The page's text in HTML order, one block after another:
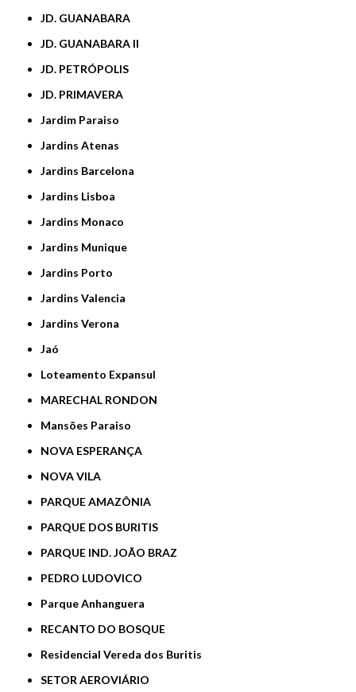
JD. GUANABARA
JD. GUANABARA II
JD. PETRÓPOLIS
JD. PRIMAVERA
Jardim Paraiso
Jardins Atenas
Jardins Barcelona
Jardins Lisboa
Jardins Monaco
Jardins Munique
Jardins Porto
Jardins Valencia
Jardins Verona
Jaó
Loteamento Expansul
MARECHAL RONDON
Mansões Paraiso
NOVA ESPERANÇA
NOVA VILA
PARQUE AMAZÔNIA
PARQUE DOS BURITIS
PARQUE IND. JOÃO BRAZ
PEDRO LUDOVICO
Parque Anhanguera
RECANTO DO BOSQUE
Residencial Vereda dos Buritis
SETOR AEROVIÁRIO